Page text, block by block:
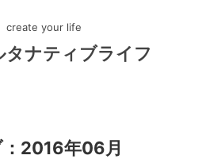
create your life
タナティブライフ
：2016年06月